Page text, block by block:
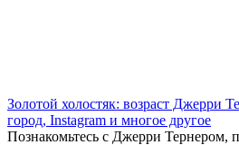
Золотой холостяк: возраст Джерри
город, Instagram и многое другое
Познакомьтесь с Джерри Тернером,